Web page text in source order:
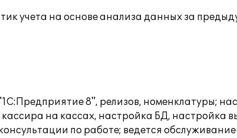
учета на основе анализа данных за
8", релизов, номенклатуры;
на кассах, настройка БД, настройка
по работе; ведется